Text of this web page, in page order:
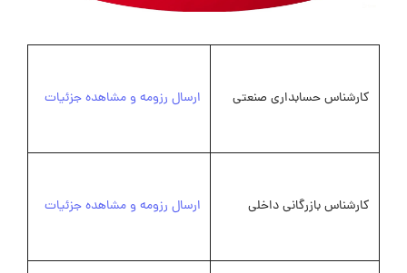
کارشناس حسابداری صنعتی ارسال رزومه و مشاهده جزئیات
کارشناس بازرگانی داخلی ارسال رزومه و مشاهده جزئیات